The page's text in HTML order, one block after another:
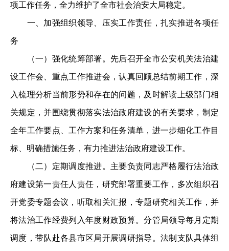
项工作任务，全力维护了全市社会治安大局稳定。
一、加强组织领导、压实工作责任，扎实推进各项任
务
（一）强化统筹部署。先后召开全市公安机关法治建
设工作会、重点工作推进会，认真回顾总结前期工作，深
入梳理分析当前形势和存在的问题，及时解读上级部门相
关规定，并围绕贯彻落实法治政府建设的有关要求，制定
全年工作要点、工作方案和任务清单，进一步细化工作目
标、明确措施任务，有力推进法治政府建设工作。
（二）定期调度推进。主要负责同志严格履行法治政
府建设第一责任人责任，研究部署重要工作，多次组织召
开党委专题会议，听取相关汇报，专题研究相关工作，并
将法治工作经费列入年度财政预算。分管局领导每月定期
调度，带队赴各县市区局开展调研指导。法制支队具体组